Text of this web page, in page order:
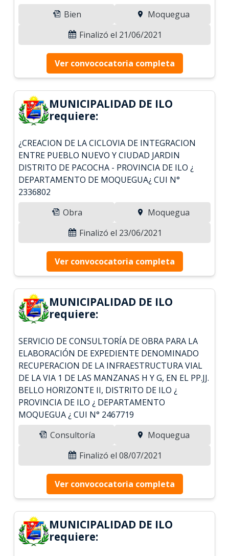
Bien
Moquegua
Finalizó el 21/06/2021
Ver convococatoria completa
MUNICIPALIDAD DE ILO
requiere:
¿CREACION DE LA CICLOVIA DE INTEGRACION
ENTRE PUEBLO NUEVO Y CIUDAD JARDIN
DISTRITO DE PACOCHA - PROVINCIA DE ILO ¿
DEPARTAMENTO DE MOQUEGUA¿ CUI N°
2336802
Obra
Moquegua
Finalizó el 23/06/2021
Ver convococatoria completa
MUNICIPALIDAD DE ILO
requiere:
SERVICIO DE CONSULTORÍA DE OBRA PARA LA
ELABORACIÓN DE EXPEDIENTE DENOMINADO
RECUPERACION DE LA INFRAESTRUCTURA VIAL
DE LA VIA 1 DE LAS MANZANAS H Y G, EN EL PP.JJ.
BELLO HORIZONTE II, DISTRITO DE ILO ¿
PROVINCIA DE ILO ¿ DEPARTAMENTO
MOQUEGUA ¿ CUI N° 2467719
Consultoría
Moquegua
Finalizó el 08/07/2021
Ver convococatoria completa
MUNICIPALIDAD DE ILO
requiere: